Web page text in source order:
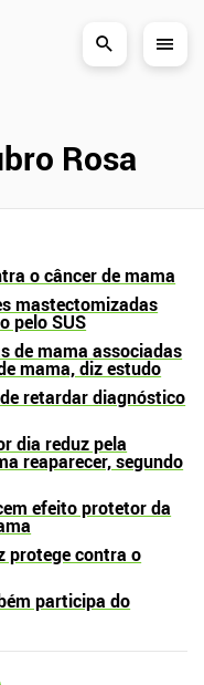
Rosa
o câncer de mama
mastectomizadas
pelo SUS
de mama associadas
mama, diz estudo
retardar diagnóstico
dia reduz pela
reaparecer, segundo
efeito protetor da
protege contra o
participa do